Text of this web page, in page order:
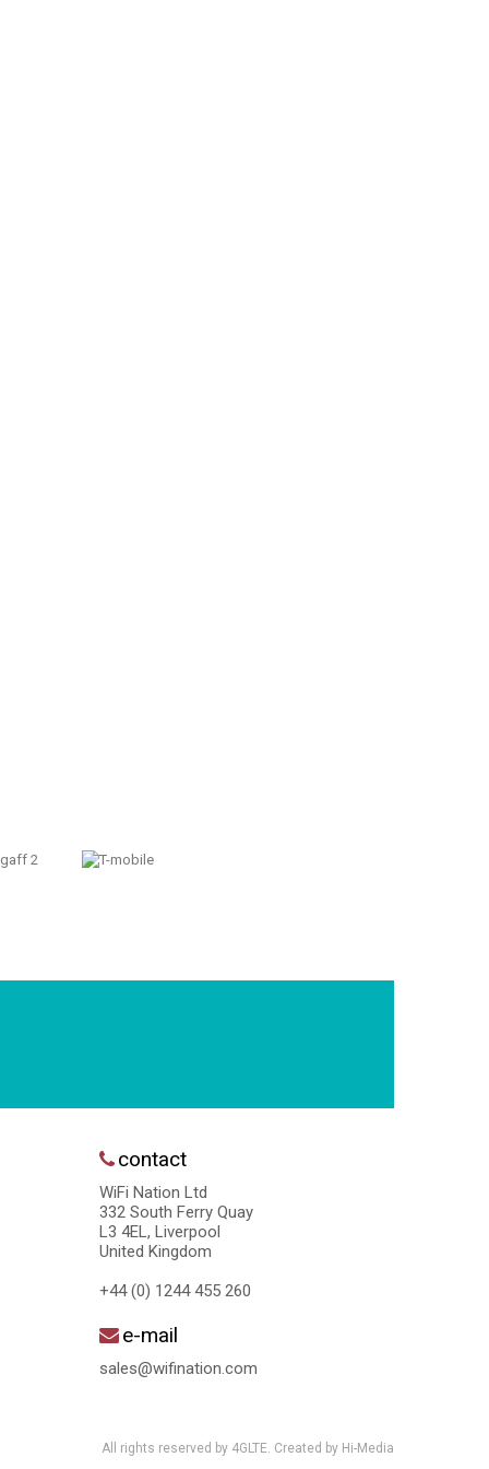
contact
WiFi Nation Ltd
332 South Ferry Quay
L3 4EL, Liverpool
United Kingdom
+44 (0) 1244 455 260
e-mail
sales@wifination.com
All rights reserved by 4GLTE. Created by Hi-Media